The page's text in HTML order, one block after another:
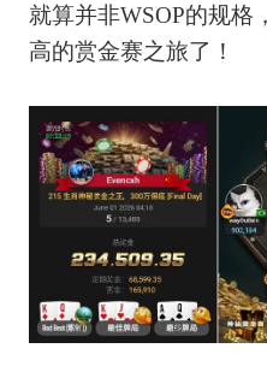
就算并非WSOP的规格
高的赏金赛之旅了！